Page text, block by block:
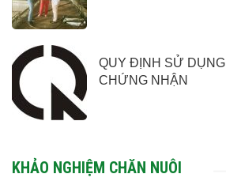
QUY ĐỊNH SỬ DỤNG DẤU VÀ GIẤY
CHỨNG NHẬN
KHẢO NGHIỆM CHĂN NUÔI